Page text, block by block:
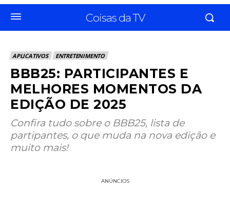
Coisas da TV
APLICATIVOS ENTRETENIMENTO
BBB25: PARTICIPANTES E
MELHORES MOMENTOS DA
EDIÇÃO DE 2025
Confira tudo sobre o BBB25, lista de
partipantes, o que muda na nova edição e
muito mais!
ANÚNCIOS